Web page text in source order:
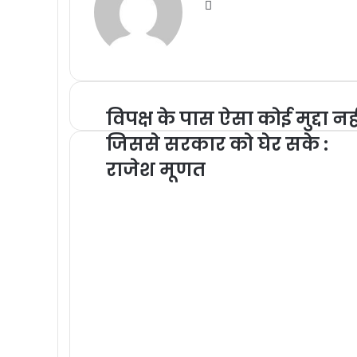
विपक्ष
के
पास
ऐसा
कोई
विपक्ष के पास ऐसा कोई मुद्दा
जिससे सरकार को घेर सके :
राजेश मूणत